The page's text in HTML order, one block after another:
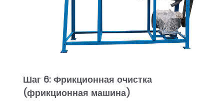
Шаг 6: Фрикционная очистка
(фрикционная машина)